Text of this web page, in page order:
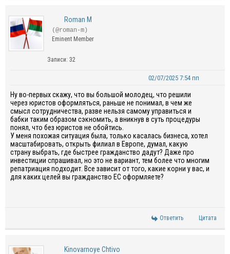
Roman M
(@roman-m)
Eminent Member
Записи: 32
02/07/2025 7:54 пп
Ну во-первых скажу, что вы большой молодец, что решили
через юристов оформляться, раньше не понимал, в чем же
смысл сотрудничества, разве нельзя самому управиться и
бабки таким образом сэкномить, а вникнув в суть процедуры
понял, что без юристов не обойтись.
У меня похожая ситуация была, только касалась бизнеса, хотел
масштабировать, открыть филиал в Европе, думал, какую
страну выбрать, где быстрее гражданство дадут? Даже про
инвестиции спрашивал, но это не вариант, тем более что многим
репатриация подходит. Все зависит от того, какие корни у вас, и
для каких целей вы гражданство ЕС оформляете?
Ответить Цитата
Kinovarnoye Chtivo